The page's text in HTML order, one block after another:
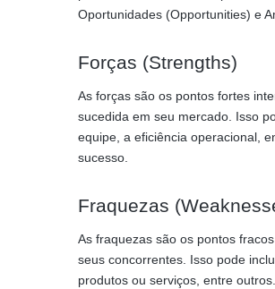
Oportunidades (Opportunities) e
Forças (Strengths)
As forças são os pontos fortes
sucedida em seu mercado. Isso
equipe, a eficiência operacional,
sucesso.
Fraquezas
As fraquezas são os pontos
seus concorrentes. Isso pode
produtos ou serviços, entre